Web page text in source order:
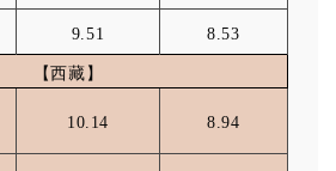
9.51 8.53
【西藏】
10.14 8.94